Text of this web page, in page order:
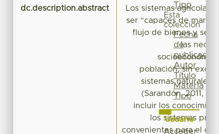
dc.description.abstract
Los sistemas agrícolas
ser “capaces de
flujo de bienes y
las
población, sin
sistemas naturales
(Sarandón, 2011,
incluir los
los sistemas
convenientes para el
Tipo
Esta
colección
Fecha
de
publicación
Autor
Título
Materia
Tipo
Usuario
Acceder